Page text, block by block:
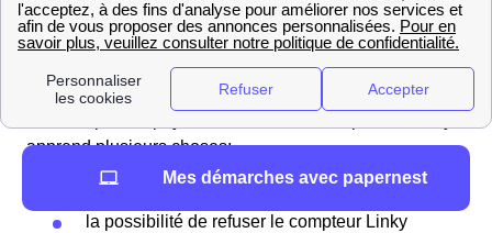
changement de compteur est-il obligatoire ?", Enedis a
donné clairement sa position sur le sujet :"Il est
indispensable et encadré par la loi. [..]. En cas
d'obstruction à son changement, vous serez soumis à un
apprend plusieurs choses:
la possibilité de refuser le compteur Linky
Mes démarches avec papernest